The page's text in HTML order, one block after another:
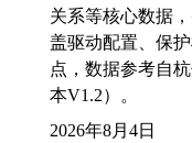
关系等核心数据
盖驱动配置、保
点，数据参考自
本V1.2）。
2026年8月4日